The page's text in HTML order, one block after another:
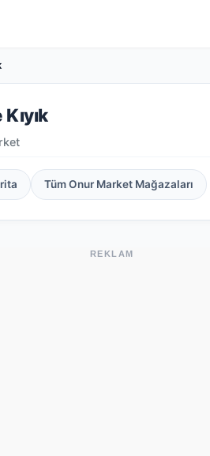
Tüm Onur Market Mağazaları
REKLAM